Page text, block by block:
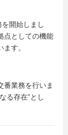
開始しまし
点としての機能
す。
番業務を行いま
る存在”とし